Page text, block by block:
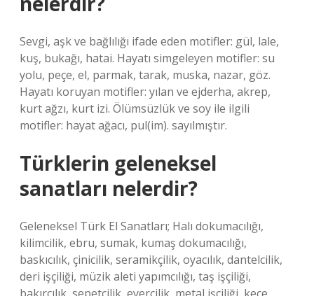
Sevgi, aşk ve bağlılığı ifade eden motifler: gül, lale,
kuş, bukağı, hatai. Hayatı simgeleyen motifler: su
yolu, peçe, el, parmak, tarak, muska, nazar, göz.
Hayatı koruyan motifler: yılan ve ejderha, akrep,
kurt ağzı, kurt izi. Ölümsüzlük ve soy ile ilgili
motifler: hayat ağacı, pul(im). sayılmıştır.
Türklerin geleneksel
sanatları nelerdir?
Geleneksel Türk El Sanatları; Halı dokumacılığı,
kilimcilik, ebru, sumak, kumaş dokumacılığı,
baskıcılık, çinicilik, seramikçilik, oyacılık, dantelcilik,
deri işçiliği, müzik aleti yapımcılığı, taş işçiliği,